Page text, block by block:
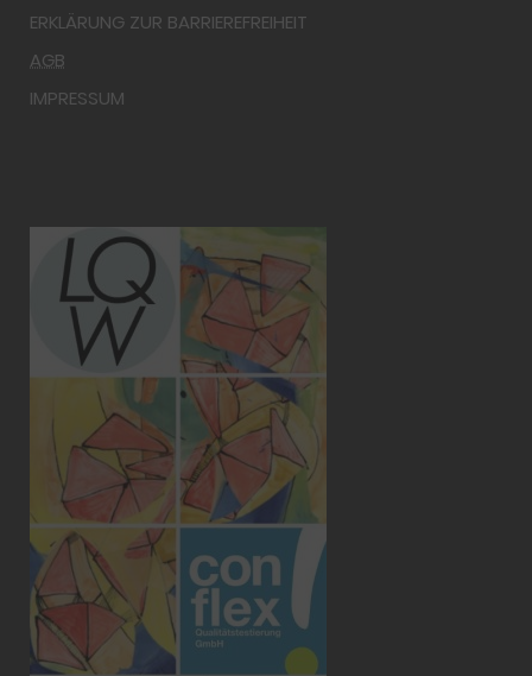
ERKLÄRUNG ZUR BARRIEREFREIHEIT
AGB
IMPRESSUM